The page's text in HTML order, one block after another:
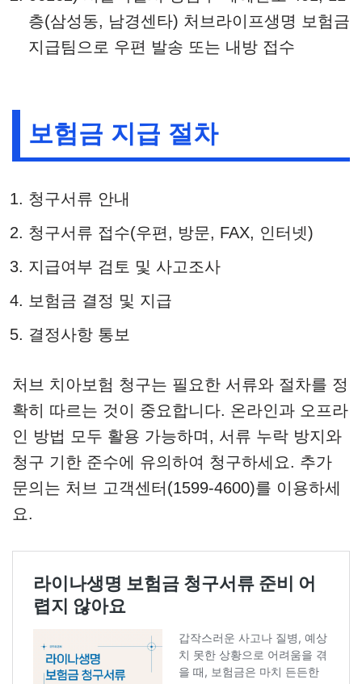
층(삼성동, 남경센타) 처브라이프생명 보험금
지급팀으로 우편 발송 또는 내방 접수
보험금 지급 절차
청구서류 안내
청구서류 접수(우편, 방문, FAX, 인터넷)
지급여부 검토 및 사고조사
보험금 결정 및 지급
결정사항 통보
처브 치아보험 청구는 필요한 서류와 절차를 정
확히 따르는 것이 중요합니다. 온라인과 오프라
인 방법 모두 활용 가능하며, 서류 누락 방지와
청구 기한 준수에 유의하여 청구하세요. 추가
문의는 처브 고객센터(1599-4600)를 이용하세
요.